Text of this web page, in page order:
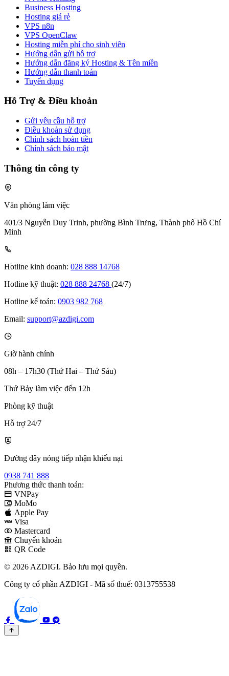
Business Hosting
Hosting giá rẻ
VPS n8n
VPS OpenClaw
Hosting miễn phí cho sinh viên
Hướng dẫn gửi hỗ trợ
Hướng dẫn đăng ký Hosting & Tên miền
Hướng dẫn thanh toán
Tuyển dụng
Hỗ Trợ & Điều khoản
Gửi yêu cầu hỗ trợ
Điều khoản sử dụng
Chính sách hoàn tiền
Chính sách bảo mật
Thông tin công ty
Văn phòng làm việc
401/3 Nguyễn Duy Trinh, phường Bình Trưng, Thành phố Hồ Chí
Minh
Hotline kinh doanh: 028 888 14768
Hotline kỹ thuật: 028 888 24768 (24/7)
Hotline kế toán: 0903 982 768
Email: support@azdigi.com
Giờ hành chính
08h – 17h30 (Thứ Hai – Thứ Sáu)
Thứ Bảy làm việc đến 12h
Phòng kỹ thuật
Hỗ trợ 24/7
Đường dây nóng tiếp nhận khiếu nại
0938 741 888
Phương thức thanh toán:
VNPay
MoMo
Apple Pay
Visa
Mastercard
Chuyển khoản
QR Code
© 2026 AZDIGI. Bảo lưu mọi quyền.
Công ty cổ phần AZDIGI - Mã số thuế: 0313755538